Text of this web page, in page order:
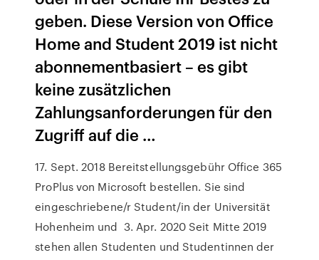
geben. Diese Version von Office
Home and Student 2019 ist nicht
abonnementbasiert – es gibt
keine zusätzlichen
Zahlungsanforderungen für den
Zugriff auf die …
17. Sept. 2018 Bereitstellungsgebühr Office 365
ProPlus von Microsoft bestellen. Sie sind
eingeschriebene/r Student/in der Universität
Hohenheim und 3. Apr. 2020 Seit Mitte 2019
stehen allen Studenten und Studentinnen der